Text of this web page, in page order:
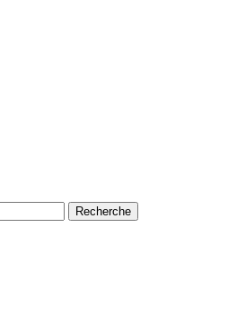
Recherche